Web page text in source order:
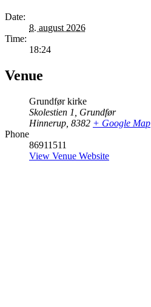
Date:
8. august 2026
Time:
18:24
Venue
Grundfør kirke
Skolestien 1, Grundfør
Hinnerup 8382 + Google Map
Phone
86911511
View Venue Website